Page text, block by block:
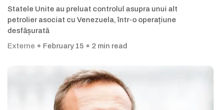
Statele Unite au preluat controlul asupra unui alt
petrolier asociat cu Venezuela, într-o operațiune
desfășurată
Externe
February 15 2 min read